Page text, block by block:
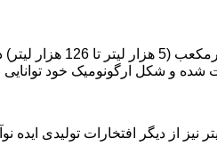
و شکل ارگونومیک خود توانایی
پلی اتیلن مکعبی تا حجم 30 هزار لیتر نیز